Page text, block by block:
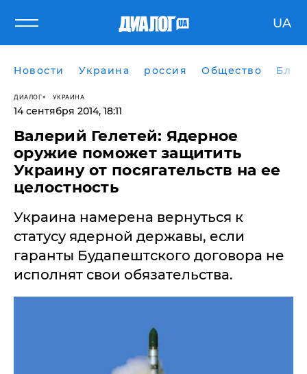
UA
Новости Украина россия Общество
ДИАЛОГ УКРАИНА
14 сентября 2014, 18:11
Валерий Гелетей: Ядерное
оружие поможет защитить
Украину от посягательств на ее
целостность
Украина намерена вернуться к
статусу ядерной державы, если
гаранты Будапештского договора не
исполнят свои обязательства.